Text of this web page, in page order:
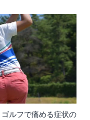
ルフで痛める症状の